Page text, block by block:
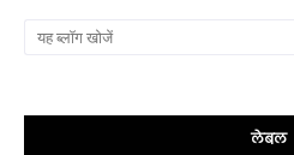
लेबल